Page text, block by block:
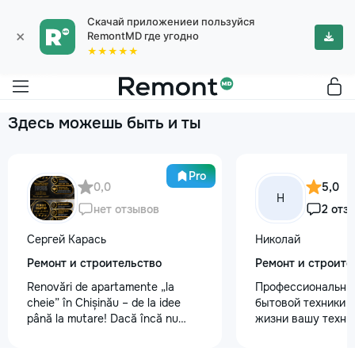
×
Скачай приложениеи пользуйся
RemontMD где угодно
★★★★★
Здесь можешь быть и ты
Pro
0,0
нет отзывов
Сергей Карась
Ремонт и строительство
Renovări de apartamente „la
cheie” în Chișinău – de la idee
până la mutare! Dacă încă nu
Н
5,0
2
Николай
Ремонт и
бытовой техники
жизни вашу